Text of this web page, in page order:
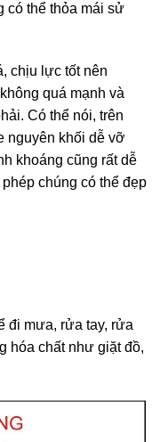
có thể thỏa mái sử
chịu lực tốt nên
quá mạnh và
Có thể nói, trên
nguyên khối dễ vỡ
khoáng cũng rất dễ
chúng có thể đẹp
đi mưa, rửa tay, rửa
hóa chất như giặt đồ,